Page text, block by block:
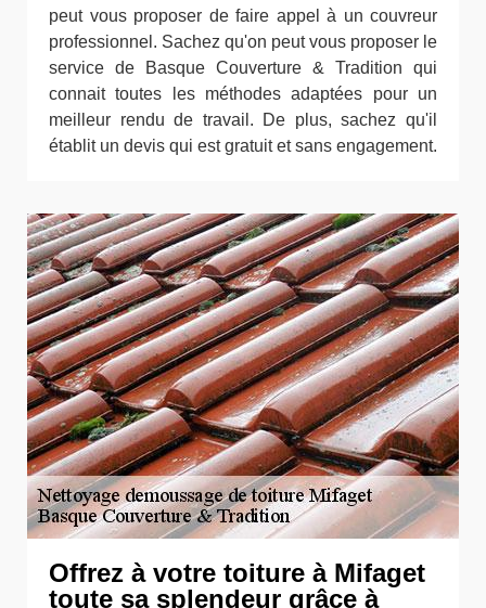
peut vous proposer de faire appel à un couvreur
professionnel. Sachez qu'on peut vous proposer le
service de Basque Couverture & Tradition qui
connait toutes les méthodes adaptées pour un
meilleur rendu de travail. De plus, sachez qu'il
établit un devis qui est gratuit et sans engagement.
Offrez à votre toiture à Mifaget
toute sa splendeur grâce à